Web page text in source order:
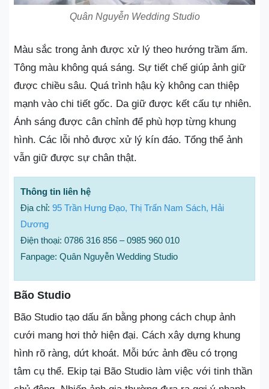
Quân Nguyễn Wedding Studio
Màu sắc trong ảnh được xử lý theo hướng trầm ấm.
Tông màu không quá sáng. Sự tiết chế giúp ảnh giữ
được chiều sâu. Quá trình hậu kỳ không can thiệp
mạnh vào chi tiết gốc. Da giữ được kết cấu tự nhiên.
Ánh sáng được cân chỉnh để phù hợp từng khung
hình. Các lỗi nhỏ được xử lý kín đáo. Tổng thể ảnh
vẫn giữ được sự chân thật.
Thông tin liên hệ
Địa chỉ: 95 Trần Hưng Đạo, Thị Trấn Nam Sách, Hải
Dương
Điện thoại: 0786 316 856 – 0985 960 010
Fanpage: Quân Nguyễn Wedding Studio
Bão Studio
Bão Studio tạo dấu ấn bằng phong cách chụp ảnh
cưới mang hơi thở hiện đại. Cách xây dựng khung
hình rõ ràng, dứt khoát. Mỗi bức ảnh đều có trọng
tâm cụ thể. Ekip tại Bão Studio làm việc với tinh thần